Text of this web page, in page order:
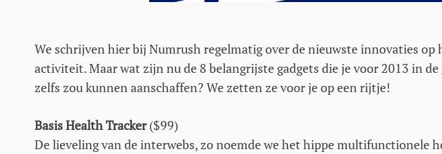
We schrijven hier bij Numrush regelmatig over de nieuwste innovaties op
activiteit. Maar wat zijn nu de 8 belangrijste gadgets die je voor 2013 in
zelfs zou kunnen aanschaffen? We zetten ze voor je op een rijtje!
Basis Health Tracker($99)
De lieveling van de interwebs, zo noemde we het hippe multifunctionele